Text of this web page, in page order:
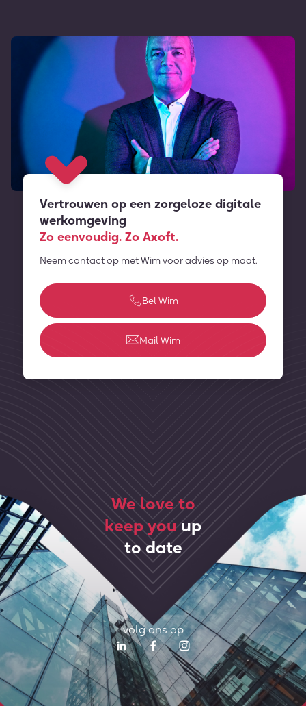
Vertrouwen op een zorgeloze digitale
werkomgeving
Zo eenvoudig. Zo Axoft.
Neem contact op met Wim voor advies op maat.
Bel Wim
Mail Wim
We love to
keep youup
to date
volg ons op